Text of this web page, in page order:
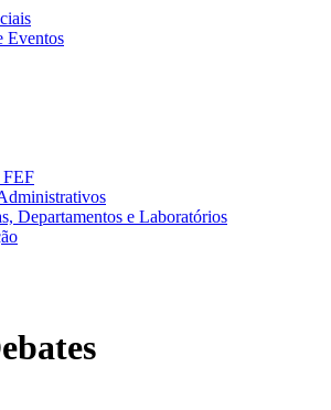
Eventos
FEF
Departamentos e Laboratórios